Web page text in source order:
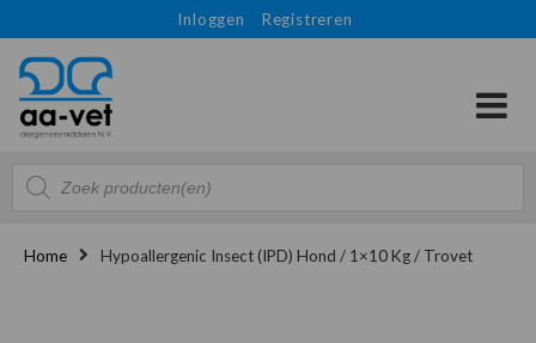
Inloggen Registreren
Producten
zoeken
Home Hypoallergenic Insect (IPD) Hond / 1×10 Kg / Trovet